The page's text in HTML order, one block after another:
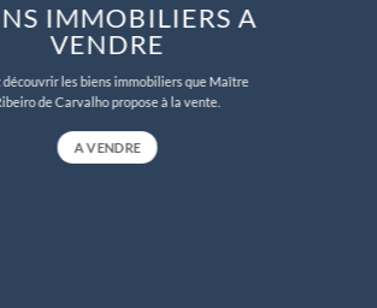
IMMOBILIERS A
VENDRE
découvrir les biens immobiliers que Maître
de Carvalho propose à la vente.
A VENDRE